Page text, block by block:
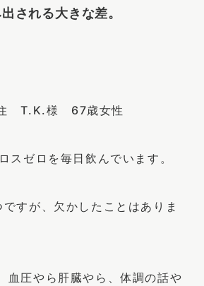
される大きな差。
住 T.K.様 67歳女性
スゼロを毎日飲んでいます。
すが、欠かしたことはありま
血圧やら肝臓やら、体調の話や